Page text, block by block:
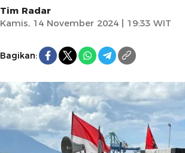
Tim Radar
Kamis, 14 November 2024 | 19:33 WIT
Bagikan: